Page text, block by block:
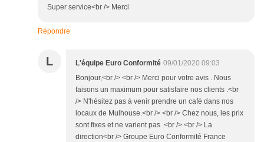
Super service<br /> Merci
Répondre
L L'équipe Euro Conformité 09/01/2020 09:03
Bonjour,<br /> <br /> Merci pour votre avis . Nous
faisons un maximum pour satisfaire nos clients .<br
/> N'hésitez pas à venir prendre un café dans nos
locaux de Mulhouse.<br /> <br /> Chez nous, les prix
sont fixes et ne varient pas .<br /> <br /> La
direction<br /> Groupe Euro Conformité France